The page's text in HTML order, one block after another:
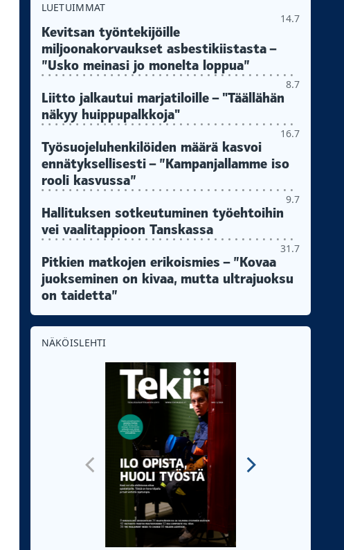
LUETUIMMAT
14.7
Kevitsan työntekijöille
miljoonakorvaukset asbestikiistasta –
”Usko meinasi jo monelta loppua”
8.7
Liitto jalkautui marjatiloille – "Täällähän
näkyy huippupalkkoja"
16.7
Työsuojeluhenkilöiden määrä kasvoi
ennätyksellisesti – ”Kampanjallamme iso
rooli kasvussa”
9.7
Hallituksen sotkeutuminen työehtoihin
vei vaalitappioon Tanskassa
31.7
Pitkien matkojen erikoismies – ”Kovaa
juokseminen on kivaa, mutta ultrajuoksu
on taidetta”
NÄKÖISLEHTI